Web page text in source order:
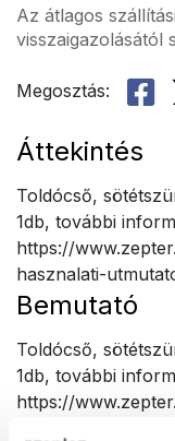
Az átlagos
visszaigazolásától
Megosztás:
Áttekintés
Toldócső,
1db, további
https://
hasznalati-
Bemutató
Toldócső,
1db, további
https://